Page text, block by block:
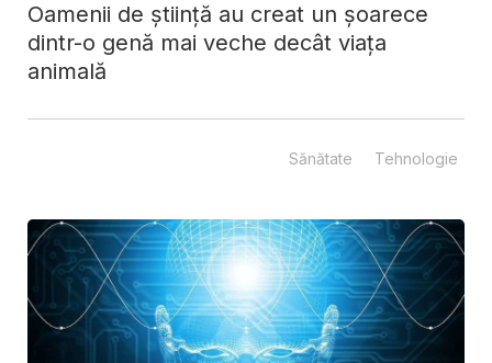
Oamenii de știință au creat un șoarece
dintr-o genă mai veche decât viața
animală
Sănătate Tehnologie